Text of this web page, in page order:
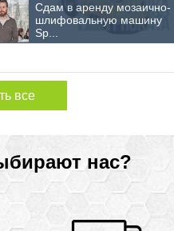
Сдам в аренду мозаично-
шлифовальную машину
Sp...
все
нас?